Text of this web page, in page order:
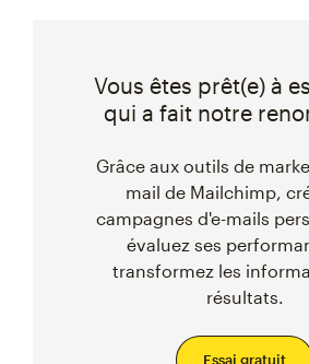
Vous êtes prêt(e) à
qui a fait notre
Grâce aux outils de
mail de Mailchimp,
campagnes d'e-mails
évaluez ses
transformez les
résultats.
Essai gratuit